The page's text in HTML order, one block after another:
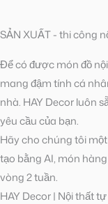
SẢN XUẤT - thi công
Để có được món đồ
mang đậm tính cá
nhà. HAY Decor luôn
yêu cầu của bạn.
Hãy cho chúng tôi
tạo bằng AI, món
vòng 2 tuần.
HAY Decor | Nội thất